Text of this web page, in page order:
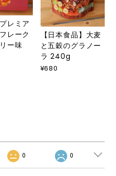
レミア
レーク
ー味
【日本食品】大麦
と五穀のグラノー
ラ 240g
¥680
0 0